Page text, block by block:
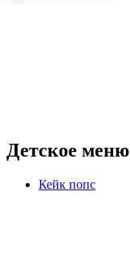
Детское меню
Кейк попс